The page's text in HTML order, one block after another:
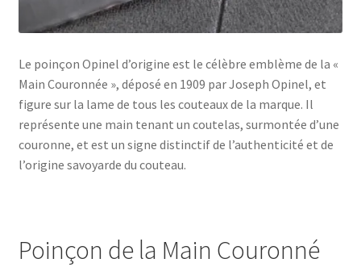
Le poinçon Opinel d’origine est le célèbre emblème de la «
Main Couronnée », déposé en 1909 par Joseph Opinel, et
figure sur la lame de tous les couteaux de la marque. Il
représente une main tenant un coutelas, surmontée d’une
couronne, et est un signe distinctif de l’authenticité et de
l’origine savoyarde du couteau.
Poinçon de la Main Couronné